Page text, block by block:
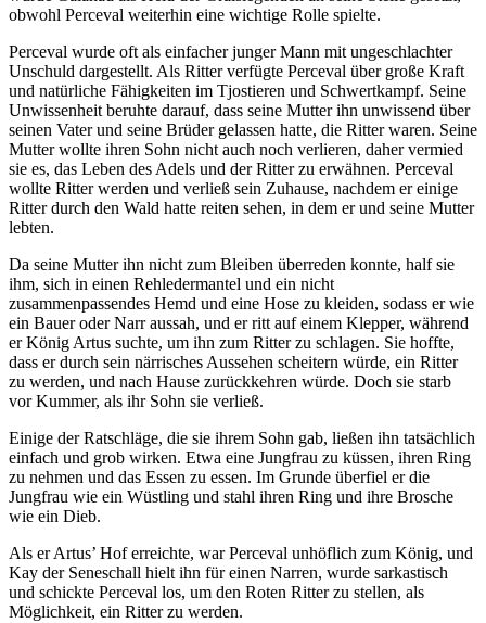
obwohl Perceval weiterhin eine wichtige Rolle spielte.
Perceval wurde oft als einfacher junger Mann mit ungeschlachter
Unschuld dargestellt. Als Ritter verfügte Perceval über große Kraft
und natürliche Fähigkeiten im Tjostieren und Schwertkampf. Seine
Unwissenheit beruhte darauf, dass seine Mutter ihn unwissend über
seinen Vater und seine Brüder gelassen hatte, die Ritter waren. Seine
Mutter wollte ihren Sohn nicht auch noch verlieren, daher vermied
sie es, das Leben des Adels und der Ritter zu erwähnen. Perceval
wollte Ritter werden und verließ sein Zuhause, nachdem er einige
Ritter durch den Wald hatte reiten sehen, in dem er und seine Mutter
lebten.
Da seine Mutter ihn nicht zum Bleiben überreden konnte, half sie
ihm, sich in einen Rehledermantel und ein nicht
zusammenpassendes Hemd und eine Hose zu kleiden, sodass er wie
ein Bauer oder Narr aussah, und er ritt auf einem Klepper, während
er König Artus suchte, um ihn zum Ritter zu schlagen. Sie hoffte,
dass er durch sein närrisches Aussehen scheitern würde, ein Ritter
zu werden, und nach Hause zurückkehren würde. Doch sie starb
vor Kummer, als ihr Sohn sie verließ.
Einige der Ratschläge, die sie ihrem Sohn gab, ließen ihn tatsächlich
einfach und grob wirken. Etwa eine Jungfrau zu küssen, ihren Ring
zu nehmen und das Essen zu essen. Im Grunde überfiel er die
Jungfrau wie ein Wüstling und stahl ihren Ring und ihre Brosche
wie ein Dieb.
Als er Artus’ Hof erreichte, war Perceval unhöflich zum König, und
Kay der Seneschall hielt ihn für einen Narren, wurde sarkastisch
und schickte Perceval los, um den Roten Ritter zu stellen, als
Möglichkeit, ein Ritter zu werden.